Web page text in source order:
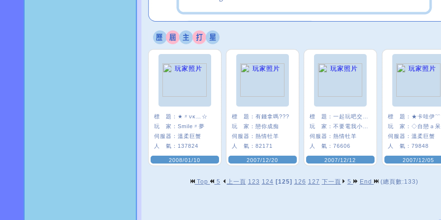
標 題： ★〃νκ﹏☆
玩 家： Smile〃夢
伺服器： 溫柔巨蟹
人 氣： 137824
2008/01/10
標 題： 有錢拿嗎???
玩 家： 戀你成痴
伺服器： 熱情牡羊
人 氣： 82171
2007/12/20
標 題：
玩 家：
伺服器： 熱情牡羊
人 氣： 76606
2007/12/12
標 題：
玩 家：
伺服器： 溫柔巨蟹
人 氣： 79848
2007/12/05
Top 5 上一頁 123 124 [125] 126 127 下一頁 5 End (總頁數:133)